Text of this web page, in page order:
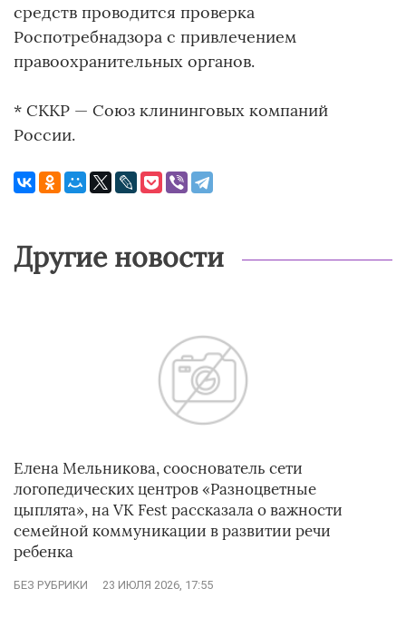
средств проводится проверка
Роспотребнадзора с привлечением
правоохранительных органов.
* СККР — Союз клининговых компаний
России.
Другие новости
Елена Мельникова, сооснователь сети
логопедических центров «Разноцветные
цыплята», на VK Fest рассказала о важности
семейной коммуникации в развитии речи
ребенка
БЕЗ РУБРИКИ 23 ИЮЛЯ 2026, 17:55